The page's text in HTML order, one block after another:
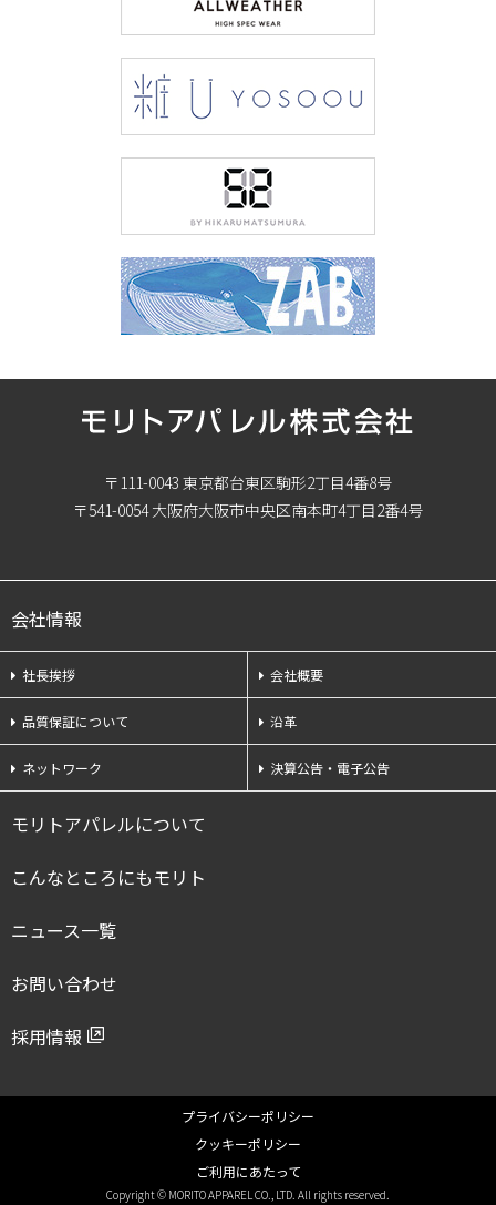
〒111-0043 東京都台東区駒形2丁目4番8号
〒541-0054 大阪府大阪市中央区南本町4丁目2番4号
会社情報
社長挨拶 会社概要
品質保証について 沿革
ネットワーク 決算公告・電子公告
モリトアパレルについて
こんなところにもモリト
ニュース一覧
お問い合わせ
採用情報
プライバシーポリシー
クッキーポリシー
ご利用にあたって
Copyright © MORITO APPAREL CO., LTD. All rights reserved.